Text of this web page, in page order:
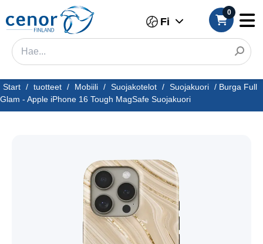
Fi
0
Start / tuotteet / Mobiili / Suojakotelot / Suojakuori / Burga Full
Glam - Apple iPhone 16 Tough MagSafe Suojakuori